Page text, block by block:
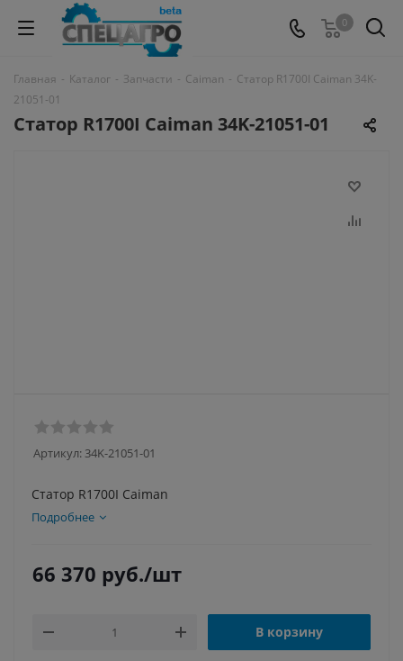
0
Главная - Каталог - Запчасти - Caiman - Статор R1700I Caiman 34K-
21051-01
Статор R1700I Caiman 34K-21051-01
Артикул: 34K-21051-01
Статор R1700I Caiman
Подробнее
66 370 руб./шт
В корзину